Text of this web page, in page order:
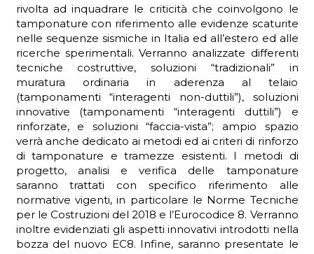
rivolta ad inquadrare le criticità che coinvolgono le
tamponature con riferimento alle evidenze scaturite
nelle sequenze sismiche in Italia ed all’estero ed alle
ricerche sperimentali. Verranno analizzate differenti
tecniche costruttive, soluzioni “tradizionali” in
muratura ordinaria in aderenza al telaio
(tamponamenti “interagenti non-duttili”), soluzioni
innovative (tamponamenti “interagenti duttili”) e
rinforzate, e soluzioni “faccia-vista”; ampio spazio
verrà anche dedicato ai metodi ed ai criteri di rinforzo
di tamponature e tramezze esistenti. I metodi di
progetto, analisi e verifica delle tamponature
saranno trattati con specifico riferimento alle
normative vigenti, in particolare le Norme Tecniche
per le Costruzioni del 2018 e l’Eurocodice 8. Verranno
inoltre evidenziati gli aspetti innovativi introdotti nella
bozza del nuovo EC8. Infine, saranno presentate le